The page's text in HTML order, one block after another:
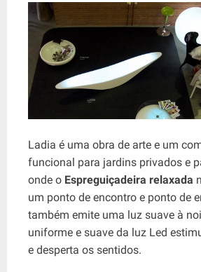
Ladia é uma obra de arte e um
funcional para jardins privados e
onde o Espreguiçadeira relaxada
um ponto de encontro e ponto de
também emite uma luz suave à
uniforme e suave da luz Led
e desperta os sentidos.